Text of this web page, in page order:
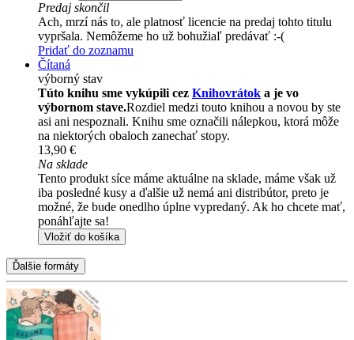
Predaj skončil
Ach, mrzí nás to, ale platnosť licencie na predaj tohto titulu
vypršala. Nemôžeme ho už bohužiaľ predávať :-(
Pridať do zoznamu
Čítaná
výborný stav
Túto knihu sme vykúpili cez Knihovrátok a je vo
výbornom stave.Rozdiel medzi touto knihou a novou by ste
asi ani nespoznali. Knihu sme označili nálepkou, ktorá môže
na niektorých obaloch zanechať stopy.
13,90 €
Na sklade
Tento produkt síce máme aktuálne na sklade, máme však už
iba posledné kusy a ďalšie už nemá ani distribútor, preto je
možné, že bude onedlho úplne vypredaný. Ak ho chcete mať,
ponáhľajte sa!
Vložiť do košíka
Ďalšie formáty